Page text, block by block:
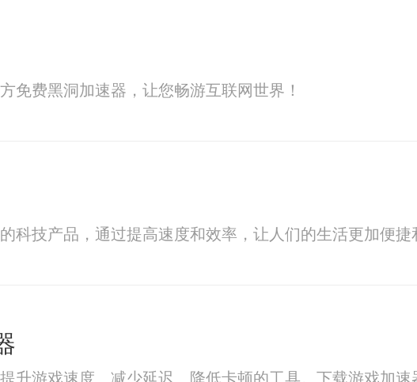
免费黑洞加速器，让您畅游互联网世界！
科技产品，通过提高速度和效率，让人们的生活更加便捷
升游戏速度、减少延迟、降低卡顿的工具。下载游戏加